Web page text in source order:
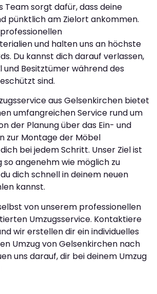
Team sorgt dafür, dass deine
pünktlich am Zielort ankommen.
und halten uns an höchste
Du kannst dich darauf verlassen,
und Besitztümer während des
sind.
aus Gelsenkirchen bietet
umfangreichen Service rund um
der Planung über das Ein- und
zur Montage der Möbel
bei jedem Schritt. Unser Ziel ist
so angenehm wie möglich zu
dich schnell in deinem neuen
kannst.
von unserem professionellen
Umzugsservice. Kontaktiere
wir erstellen dir ein individuelles
Umzug von Gelsenkirchen nach
uns darauf, dir bei deinem Umzug